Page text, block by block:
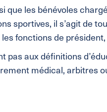
que les bénévoles
sportives, il s’agit de
fonctions de
aux définitions
médical, arbitres